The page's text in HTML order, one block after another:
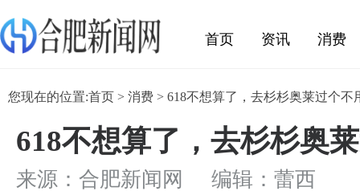
首页 资讯 消费
娱乐
您现在的位置:首页 > 消费 > 618不想算了，去杉杉奥莱过个不
618不想算了，去杉杉奥
来源：合肥新闻网 编辑：蕾西